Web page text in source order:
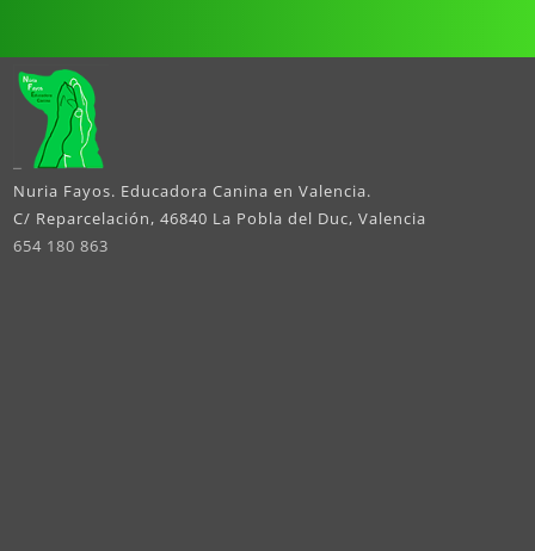
Nuria Fayos. Educadora Canina en Valencia.
C/ Reparcelación, 46840 La Pobla del Duc, Valencia
654 180 863